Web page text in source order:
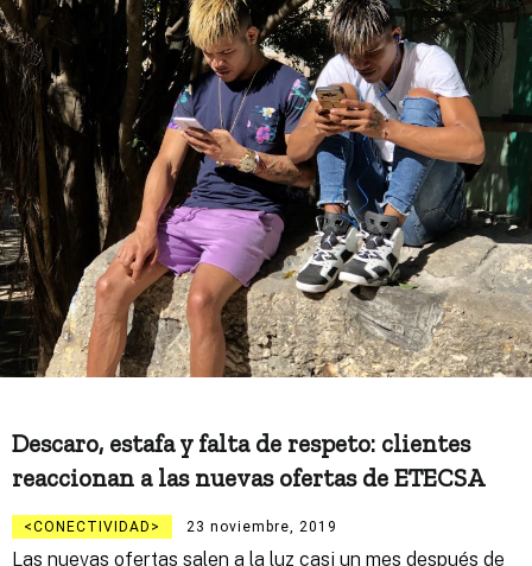
Descaro, estafa y falta de respeto: clientes
reaccionan a las nuevas ofertas de ETECSA
CONECTIVIDAD 23 noviembre, 2019
Las nuevas ofertas salen a la luz casi un mes después de